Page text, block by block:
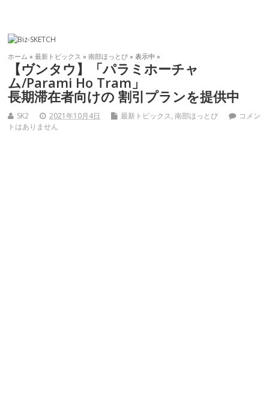
ホーム »最新トピックス »南部ほっとぴ » 表示中 »
【ヴンタウ】「パラミホーチャ
ム/Parami Ho Tram」
長期滞在者向けの 割引プランを提供中
SK2 2021年10月4日 最新トピックス,南部ほっとぴ
コメン
トはありません